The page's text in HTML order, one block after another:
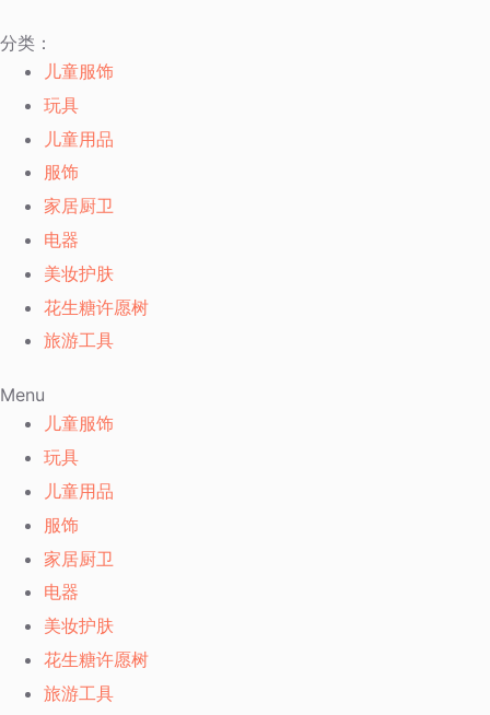
过
内
容
分类：
儿童服饰
玩具
儿童用品
服饰
家居厨卫
电器
美妆护肤
花生糖许愿树
旅游工具
Menu
儿童服饰
玩具
儿童用品
服饰
家居厨卫
电器
美妆护肤
花生糖许愿树
旅游工具